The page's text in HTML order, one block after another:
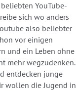
YouTube-
sich wo anders
also beliebter
vor einigen
und ein Leben ohne
mehr wegzudenken.
entdecken junge
wollen die Jugend in